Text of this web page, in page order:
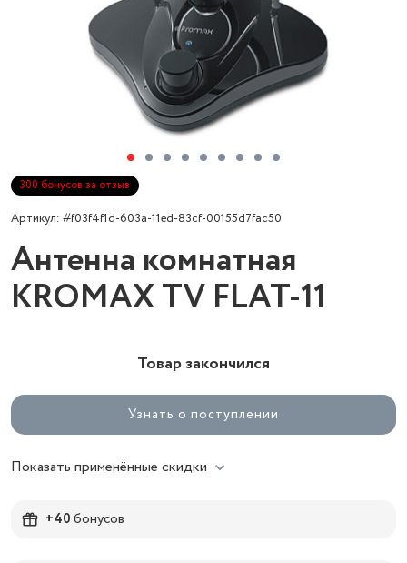
300 бонусов за отзыв
Артикул: #f03f4f1d-603a-11ed-83cf-00155d7fac50
Антенна комнатная
KROMAX TV FLAT-11
Товар закончился
Узнать о поступлении
Показать применённые скидки
+40бонусов